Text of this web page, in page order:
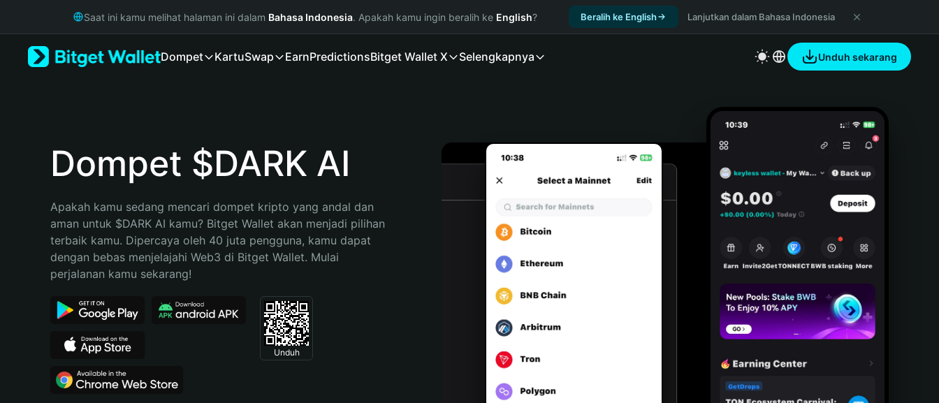
Русский
Bahasa Indonesia
Español (Argentina)
Saat ini kamu melihat halaman ini dalam Bahasa Indonesia. Apakah kamu ingin beralih ke English? Beralih ke English Lanjutkan dalam Bahasa Indonesia
Dompet KartuSwap EarnPredictionsBitget Wallet X Selengkapnya Unduh sekarang
Dompet $DARK AI
Apakah kamu sedang mencari dompet kripto yang andal dan
aman untuk $DARK AI kamu? Bitget Wallet akan menjadi pilihan
terbaik kamu. Dipercaya oleh 40 juta pengguna, kamu dapat
dengan bebas menjelajahi Web3 di Bitget Wallet. Mulai
perjalanan kamu sekarang!
Unduh